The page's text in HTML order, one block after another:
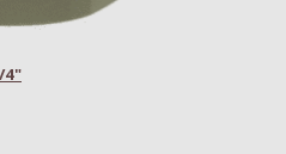
4"